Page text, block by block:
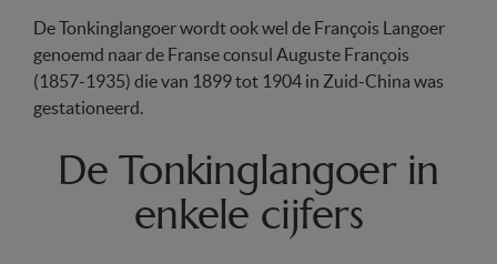
De Tonkinglangoer wordt ook wel de François Langoer
genoemd naar de Franse consul Auguste François
(1857-1935) die van 1899 tot 1904 in Zuid-China was
gestationeerd.
De Tonkinglangoer in
enkele cijfers